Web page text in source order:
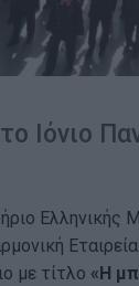
Ιόνιο
Ελληνικής
με τίτλο «Η